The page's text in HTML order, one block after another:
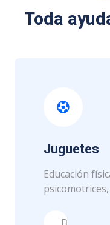
Toda
Juguetes
Educación